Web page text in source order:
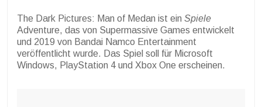
The Dark Pictures: Man of Medan ist ein Spiele
Adventure, das von Supermassive Games entwickelt
und 2019 von Bandai Namco Entertainment
veröffentlicht wurde. Das Spiel soll für Microsoft
Windows, PlayStation 4 und Xbox One erscheinen.